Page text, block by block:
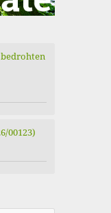
bedrohten
00123)